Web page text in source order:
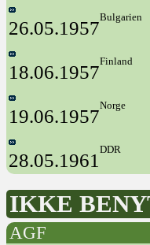
26.05.1957
Bulgarien
18.06.1957
Finland
19.06.1957
Norge
28.05.1961
DDR
IKKE
AGF